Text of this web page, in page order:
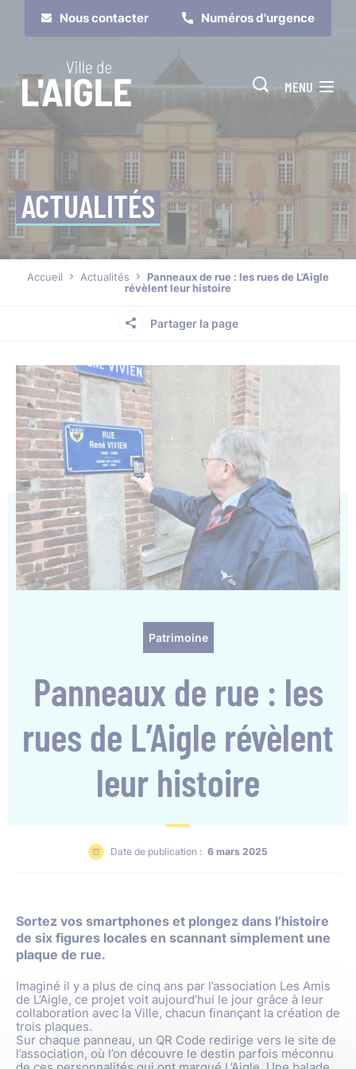
Nous contacter Numéros d'urgence
MENU
ACTUALITÉS
Accueil Actualités
Panneaux de rue : les rues de L’Aigle
révèlent leur histoire
Partager la page
Patrimoine
Panneaux de rue : les
rues de L’Aigle révèlent
leur histoire
Date de publication : 6 mars 2025
Sortez vos smartphones et plongez dans l’histoire
de six figures locales en scannant simplement une
plaque de rue.
Imaginé il y a plus de cinq ans par l’association Les Amis
de L’Aigle, ce projet voit aujourd’hui le jour grâce à leur
collaboration avec la Ville, chacun finançant la création de
trois plaques.
Sur chaque panneau, un QR Code redirige vers le site de
l’association, où l’on découvre le destin parfois méconnu
Cookies management panel